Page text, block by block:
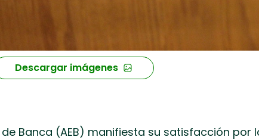
Descargar imágenes
Banca (AEB) manifiesta su satisfacción